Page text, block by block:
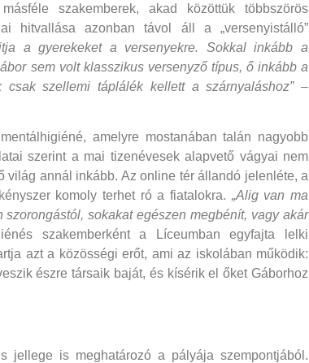
szakemberek, akad közöttük többszörös
hitvallása azonban távol áll a „versenyistálló”
a gyerekeket a versenyekre. Sokkal inkább a
sem volt klasszikus versenyző típus, ő inkább a
szellemi táplálék kellett a szárnyaláshoz”–
amelyre mostanában talán nagyobb
szerint a mai tizenévesek alapvető vágyai nem
világ annál inkább. Az online tér állandó jelenléte, a
komoly terhet ró a fiatalokra. „Alig van ma
sokakat egészen megbénít, vagy akár
szakemberként a Líceumban egyfajta lelki
azt a közösségi erőt, ami az iskolában működik:
észre társaik baját, és kísérik el őket Gáborhoz
jellege is meghatározó a pályája szempontjából.